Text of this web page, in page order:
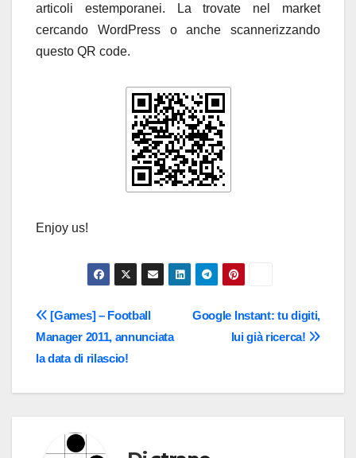
articoli estemporanei. La trovate nel market
cercando WordPress o anche scannerizzando
questo QR code.
Enjoy us!
Navigazione
articoli
Google Instant: tu digiti,
lui già ricerca!
[Games] – Football
Manager 2011, annunciata
la data di rilascio!